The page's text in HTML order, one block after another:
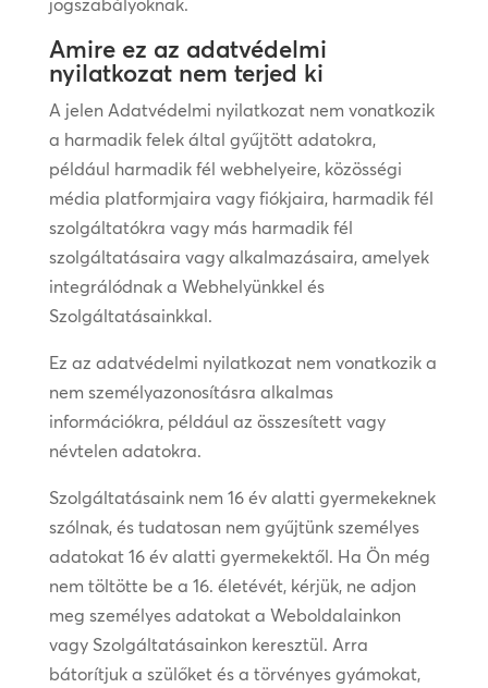
jogszabályoknak.
Amire ez az adatvédelmi
nyilatkozat nem terjed ki
A jelen Adatvédelmi nyilatkozat nem vonatkozik
a harmadik felek által gyűjtött adatokra,
például harmadik fél webhelyeire, közösségi
média platformjaira vagy fiókjaira, harmadik fél
szolgáltatókra vagy más harmadik fél
szolgáltatásaira vagy alkalmazásaira, amelyek
integrálódnak a Webhelyünkkel és
Szolgáltatásainkkal.
Ez az adatvédelmi nyilatkozat nem vonatkozik a
nem személyazonosításra alkalmas
információkra, például az összesített vagy
névtelen adatokra.
Szolgáltatásaink nem 16 év alatti gyermekeknek
szólnak, és tudatosan nem gyűjtünk személyes
adatokat 16 év alatti gyermekektől. Ha Ön még
nem töltötte be a 16. életévét, kérjük, ne adjon
meg személyes adatokat a Weboldalainkon
vagy Szolgáltatásainkon keresztül. Arra
bátorítjuk a szülőket és a törvényes gyámokat,